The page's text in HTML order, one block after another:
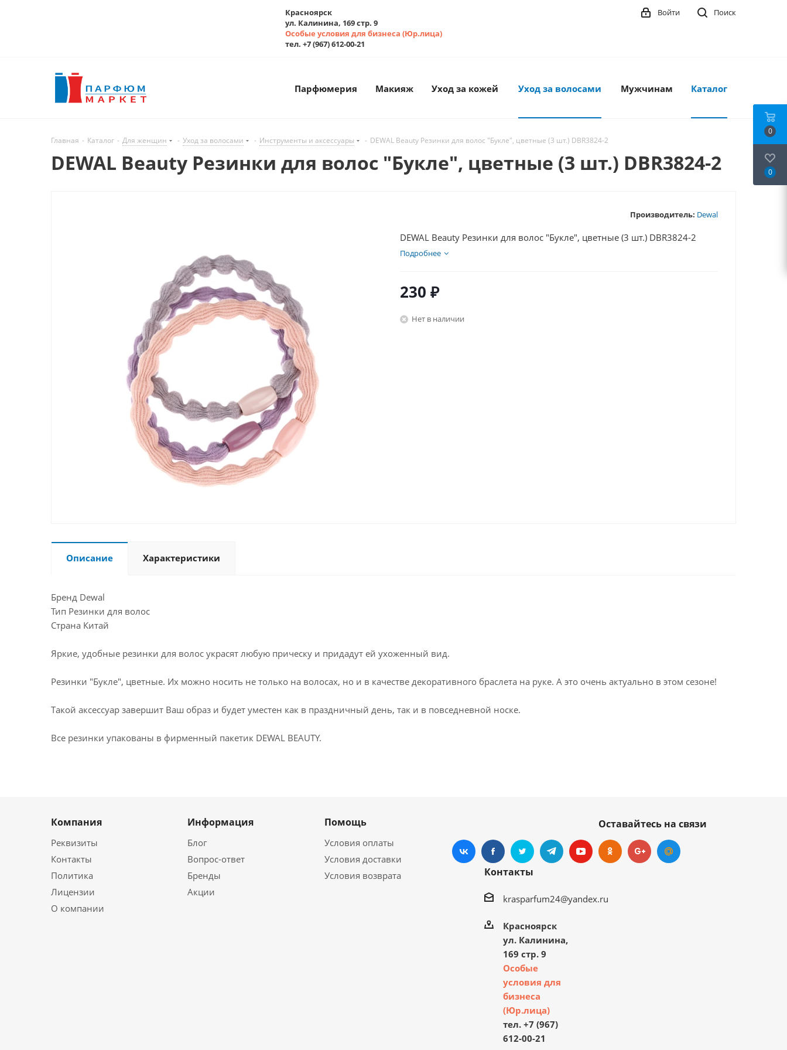
Красноярск
ул. Калинина, 169 стр. 9
Особые условия для бизнеса (Юр.лица)
тел. +7 (967) 612-00-21
Поиск
Войти
Парфюмерия Макияж Уход за кожей Уход за волосами Мужчинам Каталог
Главная - Каталог - Для женщин - Уход за волосами - Инструменты и аксессуары - DEWAL Beauty Резинки для волос "Букле", цветные (3 шт.) DBR3824-2
DEWAL Beauty Резинки для волос "Букле", цветные (3 шт.) DBR3824-2
Производитель: Dewal
DEWAL Beauty Резинки для волос "Букле", цветные (3 шт.) DBR3824-2
Подробнее
230 ₽
Нет в наличии
Описание Характеристики
Бренд Dewal
Тип Резинки для волос
Страна Китай
Яркие, удобные резинки для волос украсят любую прическу и придадут ей ухоженный вид.
Резинки "Букле", цветные. Их можно носить не только на волосах, но и в качестве декоративного браслета на руке. А это очень актуально в этом сезоне!
Такой аксессуар завершит Ваш образ и будет уместен как в праздничный день, так и в повседневной носке.
Все резинки упакованы в фирменный пакетик DEWAL BEAUTY.
Компания
Реквизиты
Контакты
Политика
Лицензии
О компании
Информация
Блог
Вопрос-ответ
Бренды
Акции
Помощь
Условия оплаты
Условия доставки
Условия возврата
Оставайтесь на связи
Контакты
krasparfum24@yandex.ru
Красноярск
ул. Калинина,
169 стр. 9
Особые
условия для
бизнеса
(Юр.лица)
тел. +7 (967)
612-00-21
0
0